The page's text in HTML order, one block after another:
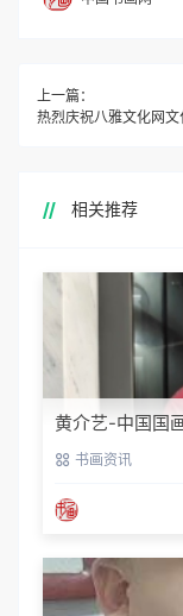
上一篇：
相关推荐
黄介艺-中国国
席 书画资讯